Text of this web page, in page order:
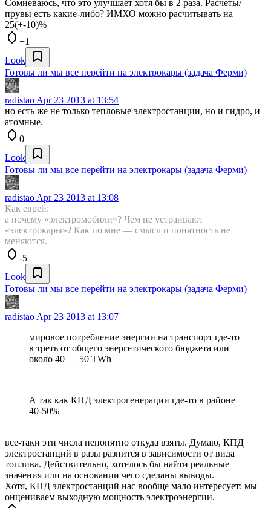
Сомневаюсь, что это улучшает хотя бы в 2 раза. Расчеты/
прувы есть какие-либо? ИМХО можно расчитывать на
25(+-10)%
+1
Look
Готовы ли мы все перейти на электрокары (задача Ферми)
radistao Apr 23 2013 at 13:54
но есть же не только тепловые электростанции, но и гидро, и
атомные.
0
Look
Готовы ли мы все перейти на электрокары (задача Ферми)
radistao Apr 23 2013 at 13:08
Как еврей:
а почему «электромобили»? Чем не устраивают
«электрокары»? Как по мне — смысл и понятность не
меняются.
-5
Look
Готовы ли мы все перейти на электрокары (задача Ферми)
radistao Apr 23 2013 at 13:07
мировое потребление энергии на транспорт где-то
в треть от общего энергетического бюджета или
около 40 — 50 TWh
А так как КПД электрогенерации где-то в районе
40-50%
все-таки эти числа непонятно откуда взяты. Думаю, КПД
электростанций в разы разнится в зависимости от вида
топлива. Действительно, хотелось бы найти реальные
значения или на основании чего сделаны выводы.
Хотя, КПД электростанций нас вообще мало интересует: мы
онцениваем выходную мощность электроэнергии.